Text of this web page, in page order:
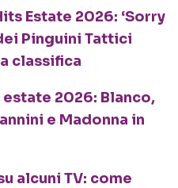
Estate 2026: ‘Sorry
Pinguini Tattici
classifica
estate 2026: Blanco,
e Madonna in
alcuni TV: come